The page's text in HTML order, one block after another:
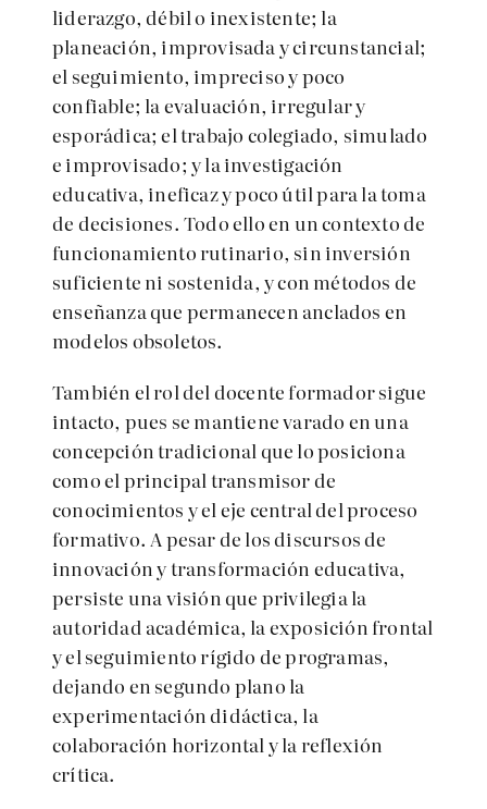
liderazgo, débil o inexistente; la
planeación, improvisada y circunstancial;
el seguimiento, impreciso y poco
confiable; la evaluación, irregular y
esporádica; el trabajo colegiado, simulado
e improvisado; y la investigación
educativa, ineficaz y poco útil para la toma
de decisiones. Todo ello en un contexto de
funcionamiento rutinario, sin inversión
suficiente ni sostenida, y con métodos de
enseñanza que permanecen anclados en
modelos obsoletos.
También el rol del docente formador sigue
intacto, pues se mantiene varado en una
concepción tradicional que lo posiciona
como el principal transmisor de
conocimientos y el eje central del proceso
formativo. A pesar de los discursos de
innovación y transformación educativa,
persiste una visión que privilegia la
autoridad académica, la exposición frontal
y el seguimiento rígido de programas,
dejando en segundo plano la
experimentación didáctica, la
colaboración horizontal y la reflexión
crítica.